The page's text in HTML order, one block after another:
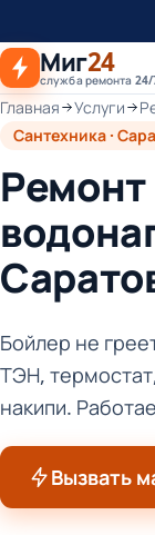
основному
контенту
Миг24
служба ремонта 24/
Главная Услуги
Сантехника ·
Ремонт
Бойлер не
ТЭН,
накипи.
Вызвать